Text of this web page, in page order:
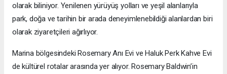
olarak biliniyor. Yenilenen yürüyüş yolları ve yeşil alanlarıyla
park, doğa ve tarihin bir arada deneyimlenebildiği alanlardan biri
olarak ziyaretçileri ağırlıyor.
Marina bölgesindeki Rosemary Anı Evi ve Haluk Perk Kahve Evi
de kültürel rotalar arasında yer alıyor. Rosemary Baldwin’in